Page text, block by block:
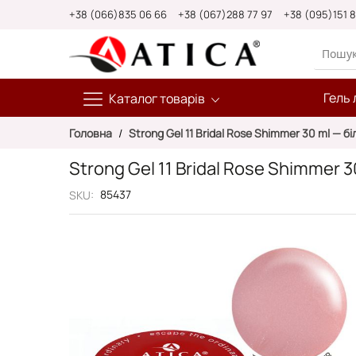
+38 (066)835 06 66 +38 (067)288 77 97 +38 (095)151
Каталог товарів Гель
Головна Strong Gel 11 Bridal Rose Shimmer 30 ml —
Strong Gel 11 Bridal Rose
SKU 85437